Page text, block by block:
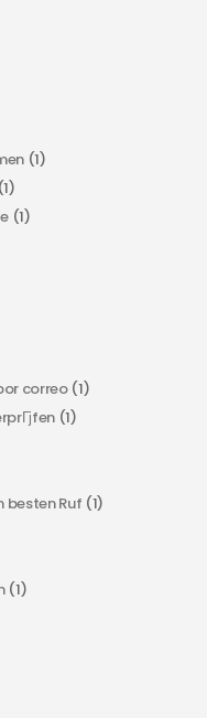
(1)
(1)
correo(1)
(1)
besten Ruf (1)
(1)